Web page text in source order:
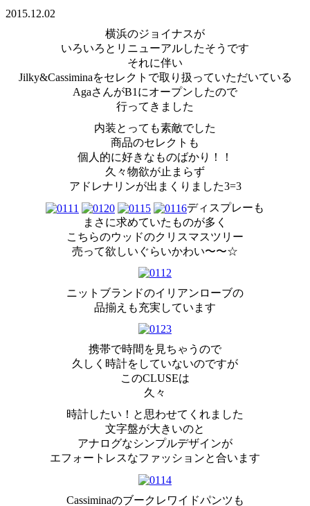
2015.12.02
横浜のジョイナスが
いろいろとリニューアルしたそうです
それに伴い
Jilky&Cassiminaをセレクトで取り扱っていただいている
AgaさんがB1にオープンしたので
行ってきました
内装とっても素敵でした
商品のセレクトも
個人的に好きなものばかり！！
久々物欲が止まらず
アドレナリンが出まくりました3=3
ディスプレーも
まさに求めていたものが多く
こちらのウッドのクリスマスツリー
売って欲しいぐらいかわい〜〜☆
ニットブランドのイリアンローブの
品揃えも充実しています
携帯で時間を見ちゃうので
久しく時計をしていないのですが
このCLUSEは
久々
時計したい！と思わせてくれました
文字盤が大きいのと
アナログなシンプルデザインが
エフォートレスなファッションと合います
Cassiminaのブークレワイドパンツも